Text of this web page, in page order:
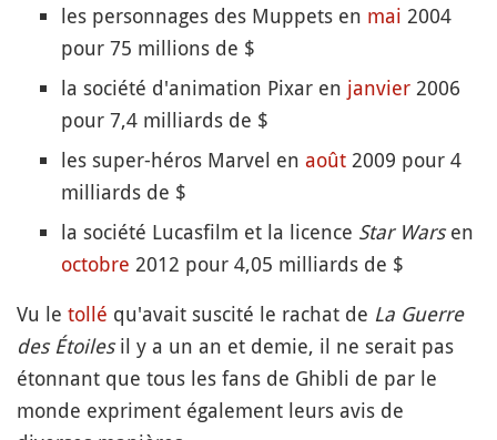
les personnages des Muppets en mai 2004
pour 75 millions de $
la société d'animation Pixar en janvier 2006
pour 7,4 milliards de $
les super-héros Marvel en août 2009 pour 4
milliards de $
la société Lucasfilm et la licence Star Warsen
octobre 2012 pour 4,05 milliards de $
Vu le tollé qu'avait suscité le rachat de La Guerre
des Étoilesil y a un an et demie, il ne serait pas
étonnant que tous les fans de Ghibli de par le
monde expriment également leurs avis de